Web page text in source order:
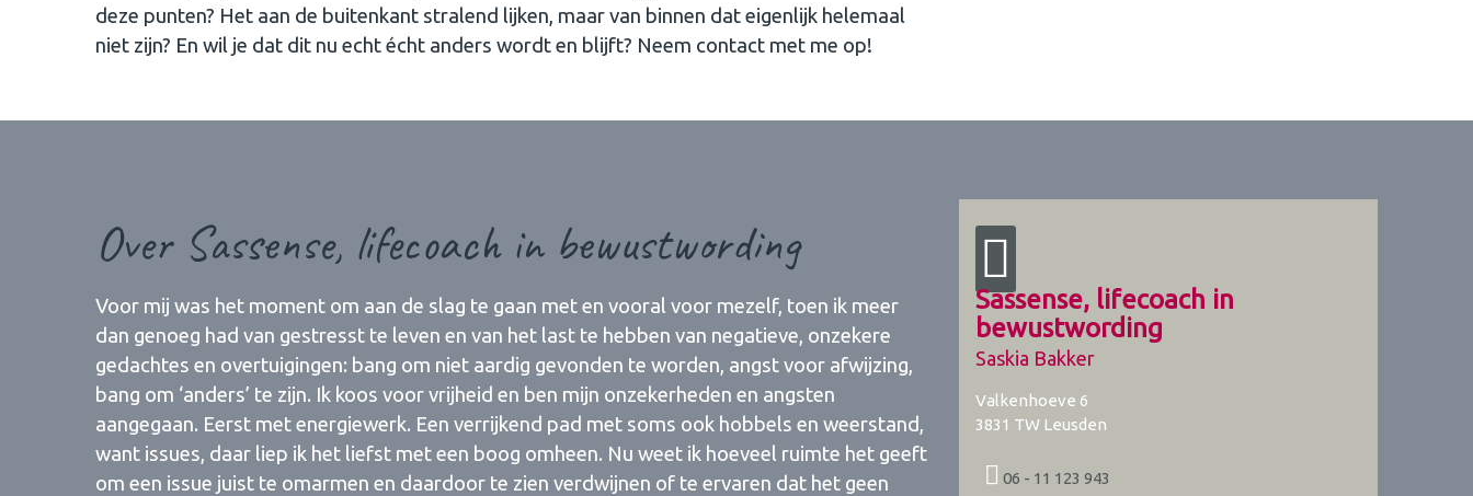
deze punten? Het aan de buitenkant stralend lijken, maar van binnen dat eigenlijk helemaal
niet zijn? En wil je dat dit nu echt écht anders wordt en blijft? Neem contact met me op!
Over Sassense, lifecoach in bewustwording
Voor mij was het moment om aan de slag te gaan met en vooral voor mezelf, toen ik meer
dan genoeg had van gestresst te leven en van het last te hebben van negatieve, onzekere
gedachtes en overtuigingen: bang om niet aardig gevonden te worden, angst voor afwijzing,
bang om ‘anders’ te zijn. Ik koos voor vrijheid en ben mijn onzekerheden en angsten
aangegaan. Eerst met energiewerk. Een verrijkend pad met soms ook hobbels en weerstand,
want issues, daar liep ik het liefst met een boog omheen. Nu weet ik hoeveel ruimte het geeft
om een issue juist te omarmen en daardoor te zien verdwijnen of te ervaren dat het geen
Sassense, lifecoach in
bewustwording
Saskia Bakker
Valkenhoeve 6
3831 TW Leusden
06 - 11 123 943